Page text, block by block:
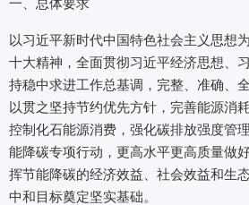
一、总体要求
以习近平新时代中国特色社会主义思想
十大精神，全面贯彻习近平经济思想、
持稳中求进工作总基调，完整、准确、
以贯之坚持节约优先方针，完善能源消
控制化石能源消费，强化碳排放强度管
能降碳专项行动，更高水平更高质量做
挥节能降碳的经济效益、社会效益和生
中和目标奠定坚实基础。